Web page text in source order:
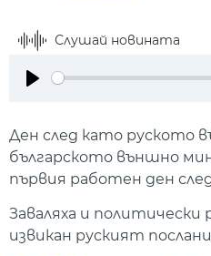
Слушай новината
Ден след като руското
българското външно
първия работен ден
Заваляха и политически
извикан руският